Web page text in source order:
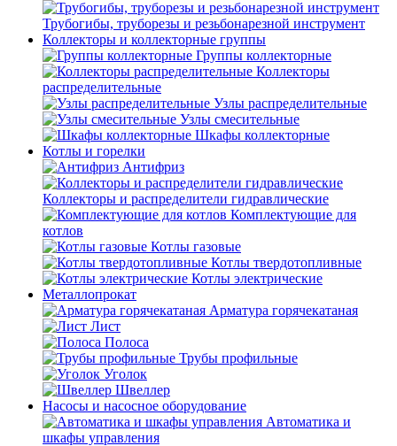
Трубогибы, труборезы и резьбонарезной инструмент
Коллекторы и коллекторные группы
Группы коллекторные
Коллекторы
распределительные
Узлы распределительные
Узлы смесительные
Шкафы коллекторные
Котлы и горелки
Антифриз
Коллекторы и распределители гидравлические
Комплектующие для
котлов
Котлы газовые
Котлы твердотопливные
Котлы электрические
Металлопрокат
Арматура горячекатаная
Лист
Полоса
Трубы профильные
Уголок
Швеллер
Насосы и насосное оборудование
Автоматика и
шкафы управления